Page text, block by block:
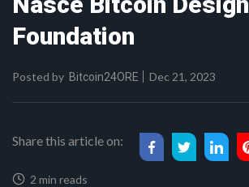
Foundation
Posted by Bitcoin24ORE Dec 21, 2023
Share this article on:
2 min reads